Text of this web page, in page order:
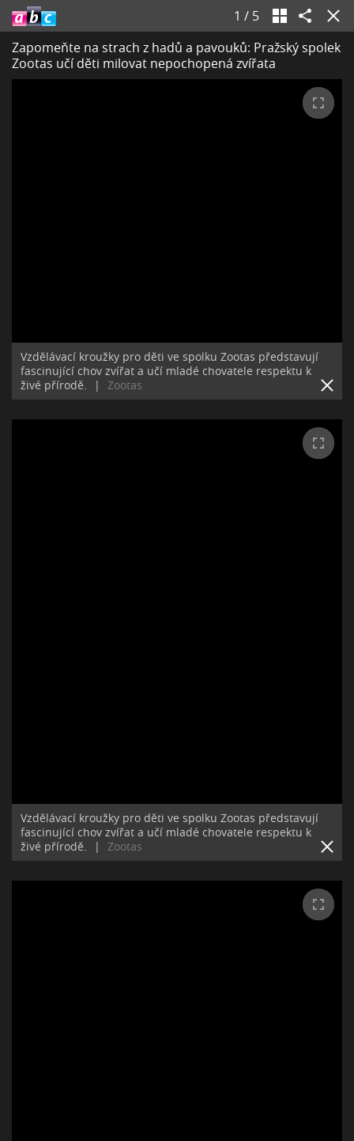
1 / 5
Zapomeňte na strach z hadů a pavouků: Pražský spolek
Zootas učí děti milovat nepochopená zvířata
Vzdělávací kroužky pro děti ve spolku Zootas představují
fascinující chov zvířat a učí mladé chovatele respektu k
živé přírodě.
| Zootas
Vzdělávací kroužky pro děti ve spolku Zootas představují
fascinující chov zvířat a učí mladé chovatele respektu k
živé přírodě.
| Zootas